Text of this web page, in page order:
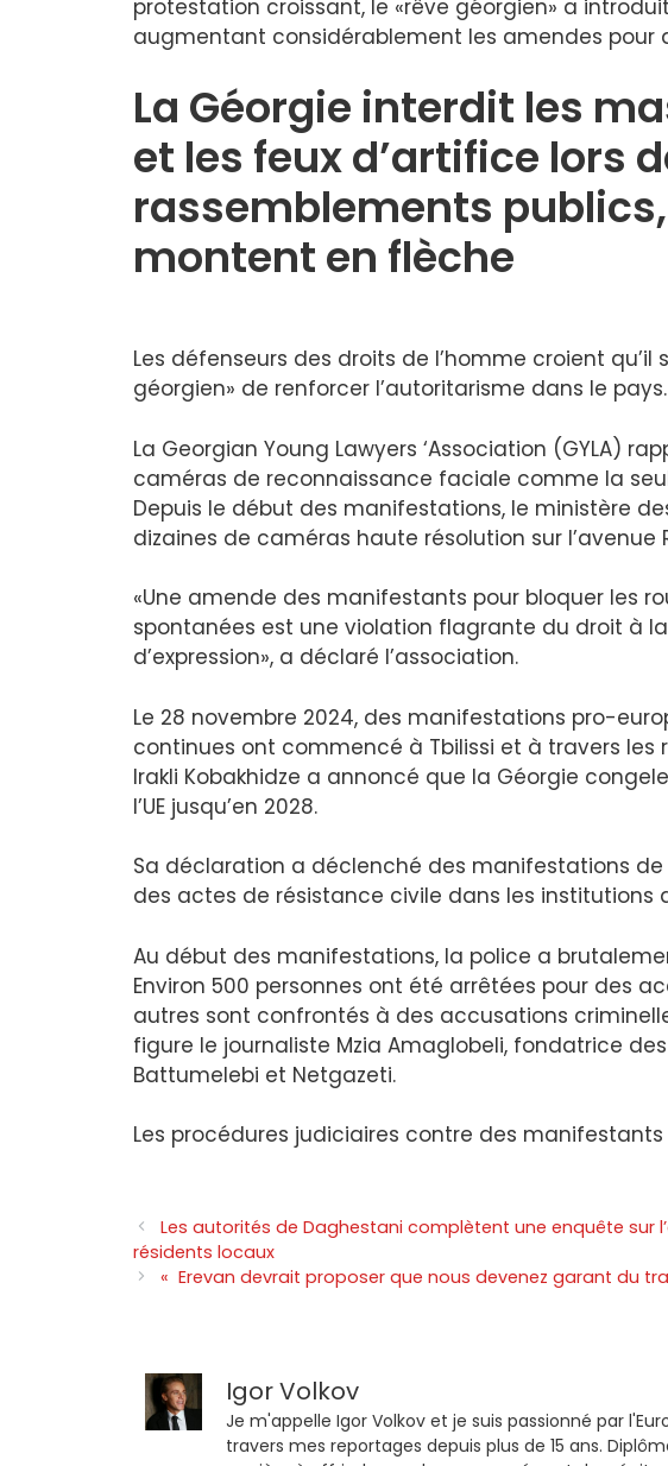
protestation croissant, le «rêve géorgien» a
augmentant considérablement les amendes pour
La Géorgie interdit les
et les feux d’artifice lors
rassemblements
montent en flèche
Les défenseurs des droits de l’homme croient qu’il
géorgien» de renforcer l’autoritarisme dans le pays.
La Georgian Young Lawyers ‘Association (GYLA)
caméras de reconnaissance faciale comme la
Depuis le début des manifestations, le ministère
dizaines de caméras haute résolution sur l’avenue
«Une amende des manifestants pour bloquer les
spontanées est une violation flagrante du droit à
d’expression», a déclaré l’association.
Le 28 novembre 2024, des manifestations pro-
continues ont commencé à Tbilissi et à travers les
Irakli Kobakhidze a annoncé que la Géorgie
l’UE jusqu’en 2028.
Sa déclaration a déclenché des manifestations de
des actes de résistance civile dans les institutions
Au début des manifestations, la police a
Environ 500 personnes ont été arrêtées pour des
autres sont confrontés à des accusations
figure le journaliste Mzia Amaglobeli, fondatrice
Battumelebi et Netgazeti.
Les procédures judiciaires contre des
Les autorités de Daghestani complètent une enquête sur
résidents locaux
« Erevan devrait proposer que nous devenez garant du
Igor Volkov
Je m'appelle Igor Volkov et je suis passionné par
travers mes reportages depuis plus de 15 ans.